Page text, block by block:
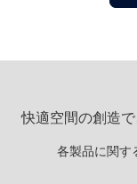
快適空間の創造
各製品に関す